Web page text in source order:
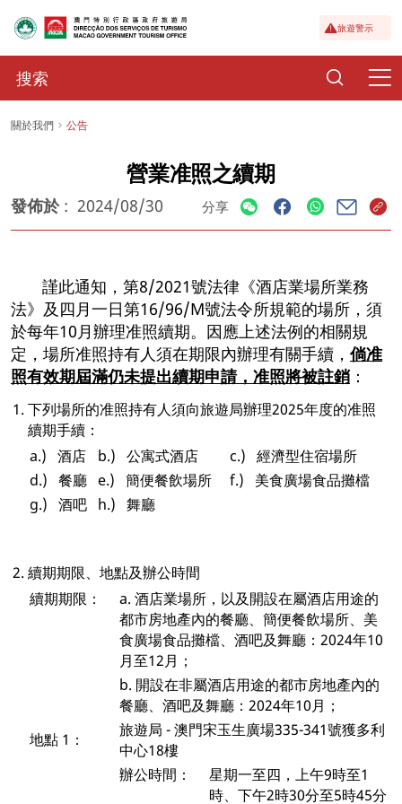
旅遊警示
關於我們 公告
營業准照之續期
發佈於 : 2024/08/30 分享
謹此通知，第8/2021號法律《酒店業場所業務
法》及四月一日第16/96/M號法令所規範的場所，須
於每年10月辦理准照續期。因應上述法例的相關規
定，場所准照持有人須在期限內辦理有關手續， 倘准
照有效期屆滿仍未提出續期申請，准照將被註銷 ：
1. 下列場所的准照持有人須向旅遊局辦理2025年度的准照
續期手續：
a.) 酒店
b.) 公寓式酒店
c.) 經濟型住宿場所
d.) 餐廳 e.) 簡便餐飲場所
f.) 美食廣場食品攤檔
g.) 酒吧 h.) 舞廳
2. 續期期限、地點及辦公時間
續期期限：
a. 酒店業場所，以及開設在屬酒店用途的
都市房地產內的餐廳、簡便餐飲場所、美
食廣場食品攤檔、酒吧及舞廳：2024年10
月至12月；
b. 開設在非屬酒店用途的都市房地產內的
餐廳、酒吧及舞廳：2024年10月；
地點 1：
旅遊局 - 澳門宋玉生廣場335-341號獲多利
中心18樓
辦公時間：
星期一至四，上午9時至1
時、下午2時30分至5時45分